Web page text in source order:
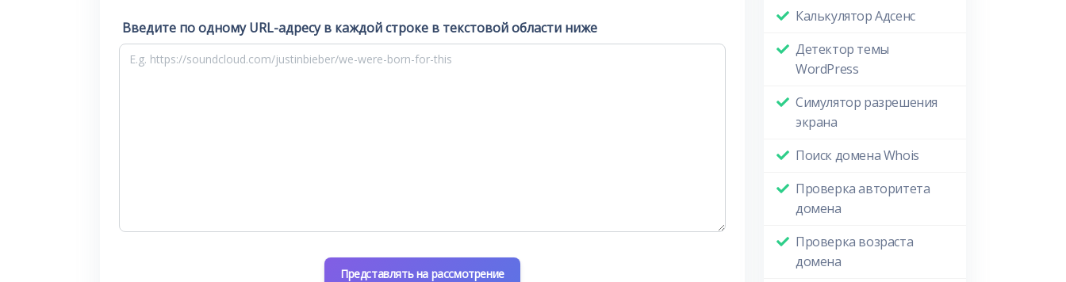
Введите по одному URL-адресу в каждой строке в текстовой области ниже
Представлять на рассмотрение
Калькулятор Адсенс
Детектор темы
WordPress
Симулятор разрешения
экрана
Поиск домена Whois
Проверка авторитета
домена
Проверка возраста
домена